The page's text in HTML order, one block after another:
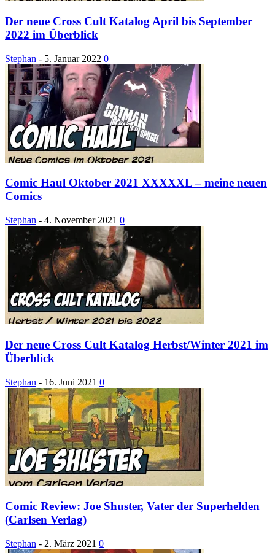
Der neue Cross Cult Katalog April bis September
2022 im Überblick
Stephan - 5. Januar 2022 0
Comic Haul Oktober 2021 XXXXXL – meine neuen
Comics
Stephan - 4. November 2021 0
Der neue Cross Cult Katalog Herbst/Winter 2021 im
Überblick
Stephan - 16. Juni 2021 0
Comic Review: Joe Shuster, Vater der Superhelden
(Carlsen Verlag)
Stephan - 2. März 2021 0